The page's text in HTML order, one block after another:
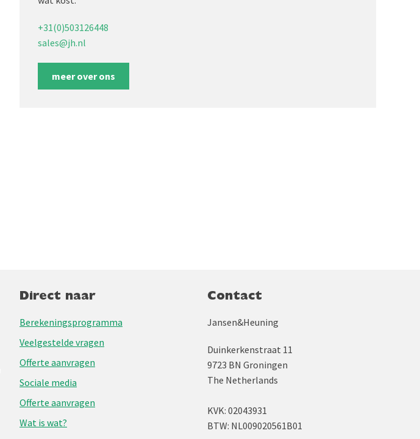
+31(0)503126448
sales@jh.nl
meer over ons
Direct naar
Berekeningsprogramma
Veelgestelde vragen
Offerte aanvragen
Sociale media
Offerte aanvragen
Wat is wat?
Contact
Jansen&Heuning
Duinkerkenstraat 11
9723 BN Groningen
The Netherlands
KVK: 02043931
BTW: NL009020561B01